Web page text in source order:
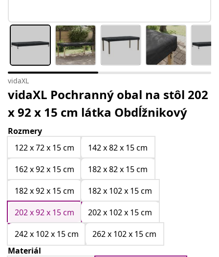
vidaXL
vidaXL Pochranný obal na stôl 202
x 92 x 15 cm látka Obdĺžnikový
Rozmery
122 x 72 x 15 cm
142 x 82 x 15 cm
162 x 92 x 15 cm
182 x 82 x 15 cm
182 x 92 x 15 cm
182 x 102 x 15 cm
202 x 92 x 15 cm
202 x 102 x 15 cm
242 x 102 x 15 cm
262 x 102 x 15 cm
Materiál